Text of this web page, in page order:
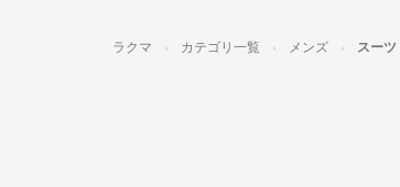
ラクマ カテゴリ一覧 メンズ スーツ